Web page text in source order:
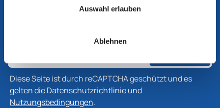
Auswahl erlauben
Ablehnen
Abonnieren Sie unseren Newsletter, um die neuesten
Informationen zu Produkten, Technologien und
Diese Seite ist durch reCAPTCHA geschützt und es
gelten dieDatenschutzrichtlinieund
Nutzungsbedingungen.